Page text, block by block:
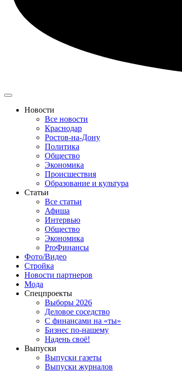
Новости
Все новости
Краснодар
Ростов-на-Дону
Политика
Общество
Экономика
Происшествия
Образование и культура
Статьи
Все статьи
Афиша
Интервью
Общество
Экономика
ProФинансы
Фото/Видео
Стройка
Новости партнеров
Мода
Спецпроекты
Выборы 2026
Деловое соседство
С финансами на «ты»
Бизнес по-нашему
Надень своё!
Выпуски
Выпуски газеты
Выпуски журналов